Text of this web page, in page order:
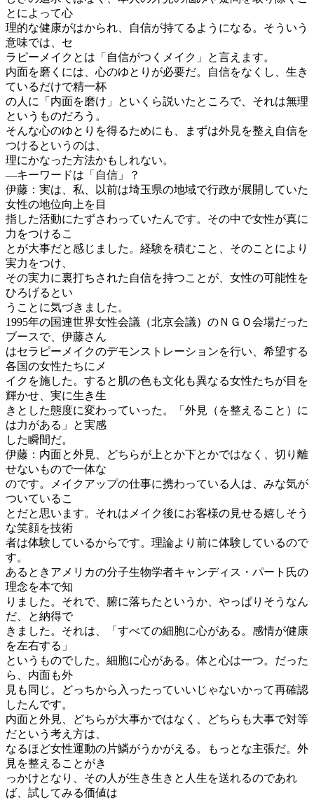
とによって心
理的な健康がはかられ、自信が持てるようになる。そういう
意味では、セ
ラピーメイクとは「自信がつくメイク」と言えます。
内面を磨くには、心のゆとりが必要だ。自信をなくし、生き
ているだけで精一杯
の人に「内面を磨け」といくら説いたところで、それは無理
というものだろう。
そんな心のゆとりを得るためにも、まずは外見を整え自信を
つけるというのは、
理にかなった方法かもしれない。
―キーワードは「自信」？
伊藤：実は、私、以前は埼玉県の地域で行政が展開していた
女性の地位向上を目
指した活動にたずさわっていたんです。その中で女性が真に
力をつけるこ
とが大事だと感じました。経験を積むこと、そのことにより
実力をつけ、
その実力に裏打ちされた自信を持つことが、女性の可能性を
ひろげるとい
うことに気づきました。
1995年の国連世界女性会議（北京会議）のＮＧＯ会場だった
ブースで、伊藤さん
はセラピーメイクのデモンストレーションを行い、希望する
各国の女性たちにメ
イクを施した。すると肌の色も文化も異なる女性たちが目を
輝かせ、実に生き生
きとした態度に変わっていった。「外見（を整えること）に
は力がある」と実感
した瞬間だ。
伊藤：内面と外見、どちらが上とか下とかではなく、切り離
せないもので一体な
のです。メイクアップの仕事に携わっている人は、みな気が
ついているこ
とだと思います。それはメイク後にお客様の見せる嬉しそう
な笑顔を技術
者は体験しているからです。理論より前に体験しているので
す。
あるときアメリカの分子生物学者キャンディス・パート氏の
理念を本で知
りました。それで、腑に落ちたというか、やっぱりそうなん
だ、と納得で
きました。それは、「すべての細胞に心がある。感情が健康
を左右する」
というものでした。細胞に心がある。体と心は一つ。だった
ら、内面も外
見も同じ。どっちから入ったっていいじゃないかって再確認
したんです。
内面と外見、どちらが大事かではなく、どちらも大事で対等
だという考え方は、
なるほど女性運動の片鱗がうかがえる。もっとな主張だ。外
見を整えることがき
っかけとなり、その人が生き生きと人生を送れるのであれ
ば、試してみる価値は